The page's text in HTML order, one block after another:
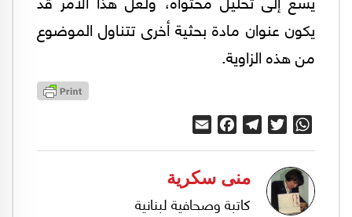
يكون عنوان مادة بحثية أخرى تتناول الموضوع
من هذه الزاوية.
WhatsApp
Twitter
Telegram
Facebook
منى سكرية
كاتبة وصحافية لبنانية